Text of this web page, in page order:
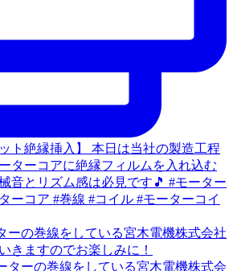
ーの巻線をしている宮木電機株式会社
きますのでお楽しみに！